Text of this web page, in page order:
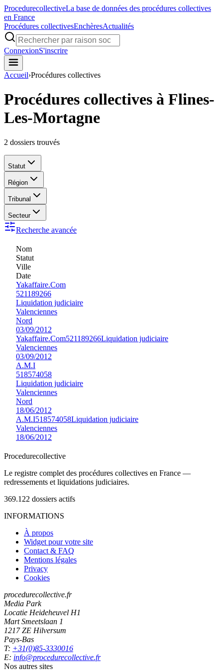
ProcedurecollectiveLa base de données des procédures collectives
en France
Procédures collectivesEnchèresActualités
ConnexionS'inscrire
Accueil›Procédures collectives
Procédures collectives à Flines-
Les-Mortagne
2 dossiers trouvés
Statut
Région
Tribunal
Secteur
Recherche avancée
Nom
Statut
Ville
Date
Yakaffaire.Com
521189266
Liquidation judiciaire
Valenciennes
Nord
03/09/2012
Yakaffaire.Com521189266Liquidation judiciaire
Valenciennes
03/09/2012
A.M.I
518574058
Liquidation judiciaire
Valenciennes
Nord
18/06/2012
A.M.I518574058Liquidation judiciaire
Valenciennes
18/06/2012
Procedurecollective
Le registre complet des procédures collectives en France —
redressements et liquidations judiciaires.
369.122 dossiers actifs
INFORMATIONS
À propos
Widget pour votre site
Contact & FAQ
Mentions légales
Privacy
Cookies
procedurecollective.fr
Media Park
Locatie Heideheuvel H1
Mart Smeetslaan 1
1217 ZE Hilversum
Pays-Bas
T: +31(0)85-3330016
E: info@procedurecollective.fr
Nos autres sites